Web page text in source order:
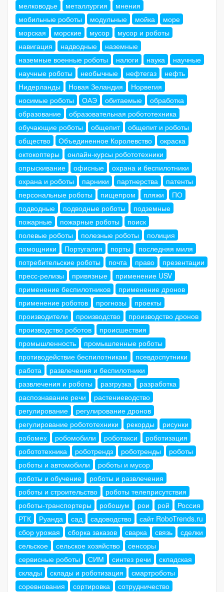
мелководье
металлургия
мнения
мобильные роботы
модульные мойка
море
морская
морские мусор
мусор и роботы
навигация
надводные
наземные
наземные военные роботы
налоги наука
научные
научные роботы
необычные нефтегаз
нефть
Нидерланды
Новая Зеландия
Норвегия
носимые роботы
ОАЭ обитаемые
обработка
образование
образовательная робототехника
обучающие роботы
общепит
общепит и роботы
общество
Объединенное Королевство
окраска
октокоптеры
онлайн-курсы робототехники
опрыскивание
офисные
охрана и беспилотники
охрана и роботы
парники партнерства
патенты
персональные роботы
пищепром пляжи
ПО
подводные
подводные роботы
подземные
пожарные
пожарные роботы
поиск
полевые роботы
полезные роботы
полиция
помощники
Португалия порты
последняя миля
потребительские роботы
почта право
презентации
пресс-релизы
привязные
применение USV
применение беспилотников
применение дронов
применение роботов
прогнозы
проекты
производители
производство
производство дронов
производство роботов
происшествия
промышленность
промышленные роботы
противодействие беспилотникам
псевдоспутники
работа
развлечения и беспилотники
развлечения и роботы
разгрузка
разработка
распознавание речи
растениеводство
регулирование
регулирование дронов
регулирование робототехники
рекорды
рисунки
робомех
робомобили роботакси
роботизация
робототехника
роботрендз роботренды
роботы
роботы и автомобили
роботы и мусор
роботы и обучение
роботы и развлечения
роботы и строительство
роботы телеприсутствия
роботы-транспортеры
робошум рои рой
Россия
РТК
Руанда сад садоводство
сайт RoboTrends.ru
сбор урожая
сборка заказов сварка связь
сделки
сельское
сельское хозяйство
сенсоры
сервисные роботы
СИМ синтез речи
складская
склады
склады и роботизация
смартроботы
соревнования
сортировка
сотрудничество